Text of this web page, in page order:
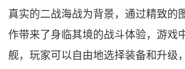
真实的二战海战为背景，通过精致的
作带来了身临其境的战斗体验，游戏
舰，玩家可以自由地选择装备和升级